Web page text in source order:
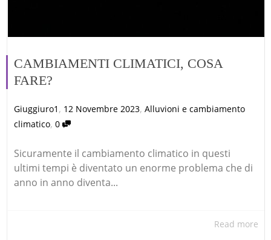
CAMBIAMENTI CLIMATICI, COSA
FARE?
Giuggiuro1 , 12 Novembre 2023, Alluvioni e cambiamento
climatico, 0
Sicuramente il cambiamento climatico in questi
ultimi tempi è diventato un enorme problema che di
anno in anno diventa...
Read more